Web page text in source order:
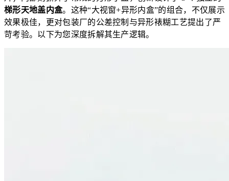
梯形天地盖内盒。这种“大视窗+异形内盒”的组合，不仅展示
效果极佳，更对包装厂的公差控制与异形裱糊工艺提出了严
苛考验。以下为您深度拆解其生产逻辑。